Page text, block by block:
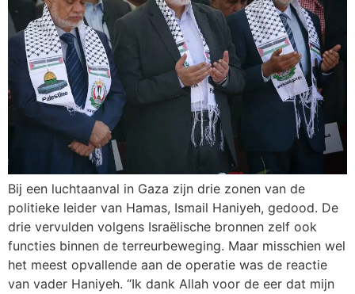
Bij een luchtaanval in Gaza zijn drie zonen van de
politieke leider van Hamas, Ismail Haniyeh, gedood. De
drie vervulden volgens Israëlische bronnen zelf ook
functies binnen de terreurbeweging. Maar misschien wel
het meest opvallende aan de operatie was de reactie
van vader Haniyeh. “Ik dank Allah voor de eer dat mijn